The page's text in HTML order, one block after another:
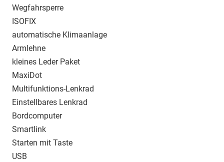
Wegfahrsperre
ISOFIX
automatische Klimaanlage
Armlehne
kleines Leder Paket
MaxiDot
Multifunktions-Lenkrad
Einstellbares Lenkrad
Bordcomputer
Smartlink
Starten mit Taste
USB